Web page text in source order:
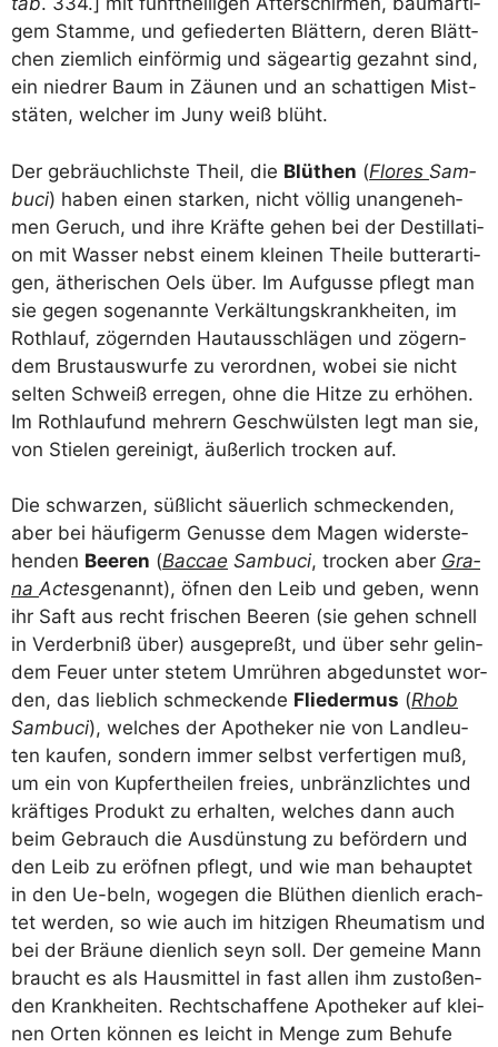
gem Stam­me, und gefie­der­ten Blät­tern, deren Blätt­
chen ziem­lich ein­för­mig und säge­ar­tig gezahnt sind,
ein nied­rer Baum in Zäu­nen und an schat­ti­gen Mist-
stä­ten, wel­cher im Juny weiß blüht.
Der gebräuch­lichs­te Theil, die Blüt­hen (Flo­res Sam­
bu­ci) haben einen star­ken, nicht völ­lig unan­ge­neh­
men Geruch, und ihre Kräf­te gehen bei der Destil­la­ti­
on mit Was­ser nebst einem klei­nen Thei­le but­ter­ar­ti­
gen, äthe­ri­schen Oels über. Im Auf­gus­se pflegt man
sie gegen soge­nann­te Ver­käl­tungs­krank­hei­ten, im
Roth­lauf, zögern­den Haut­aus­schlä­gen und zögern­
dem Brust­aus­wur­fe zu ver­ord­nen, wobei sie nicht
sel­ten Schweiß erre­gen, ohne die Hit­ze zu erhö­hen.
Im Roth­lau­fund meh­rern Geschwüls­ten legt man sie,
von Stie­len gerei­nigt, äußer­lich tro­cken auf.
Die schwar­zen, süß­licht säu­er­lich schme­cken­den,
aber bei häu­fi­germ Genus­se dem Magen wider­ste­
hen­den Bee­ren (Bac­cae Sam­bu­ci, tro­cken aber Gra­
naActesgenannt), öfnen den Leib und geben, wenn
ihr Saft aus recht fri­schen Bee­ren (sie gehen schnell
in Ver­derb­niß über) aus­ge­preßt, und über sehr gelin­
dem Feu­er unter ste­tem Umrüh­ren abge­duns­tet wor­
den, das lieb­lich schme­cken­de Flie­der­mus (Rhob
Sam­bu­ci), wel­ches der Apo­the­ker nie von Land­leu­
ten kau­fen, son­dern immer selbst ver­fer­ti­gen muß,
um ein von Kup­fert­hei­len frei­es, unbränz­lich­tes und
kräf­ti­ges Pro­dukt zu erhal­ten, wel­ches dann auch
beim Gebrauch die Aus­düns­tung zu beför­dern und
den Leib zu eröf­nen pflegt, und wie man behaup­tet
in den Ue-beln, woge­gen die Blüt­hen dien­lich erach­
tet wer­den, so wie auch im hit­zi­gen Rheu­ma­tism und
bei der Bräu­ne dien­lich seyn soll. Der gemei­ne Mann
braucht es als Haus­mit­tel in fast allen ihm zusto­ßen­
den Krank­hei­ten. Recht­schaf­fe­ne Apo­the­ker auf klei­
nen Orten kön­nen es leicht in Men­ge zum Behu­fe